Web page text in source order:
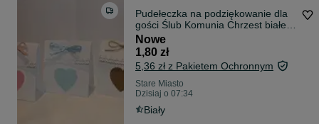
Pudełeczka na podziękowanie dla
gości Ślub Komunia Chrzest białe
serca
Nowe
1,80 zł
5,36 zł z Pakietem Ochronnym
Stare Miasto
Dzisiaj o 07:34
Biały